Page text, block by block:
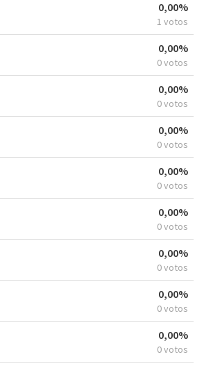
0,00%
1 votos
0,00%
0 votos
0,00%
0 votos
0,00%
0 votos
0,00%
0 votos
0,00%
0 votos
0,00%
0 votos
0,00%
0 votos
0,00%
0 votos